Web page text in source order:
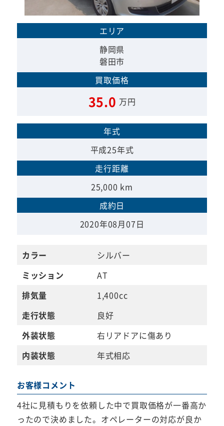
エリア
静岡県
磐田市
買取価格
35.0 万円
年式
平成25年式
走行距離
25,000 km
成約日
2020年08月07日
カラー
シルバー
ミッション
AT
排気量
1,400cc
走行状態
良好
外装状態
右リアドアに傷あり
内装状態
年式相応
お客様コメント
4社に見積もりを依頼した中で買取価格が一番高か
ったので決めました。オペレーターの対応が良か